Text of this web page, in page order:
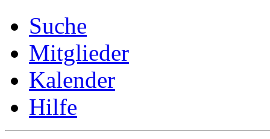
Suche
Mitglieder
Kalender
Hilfe